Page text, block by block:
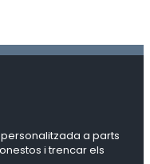
a parts
i trencar els